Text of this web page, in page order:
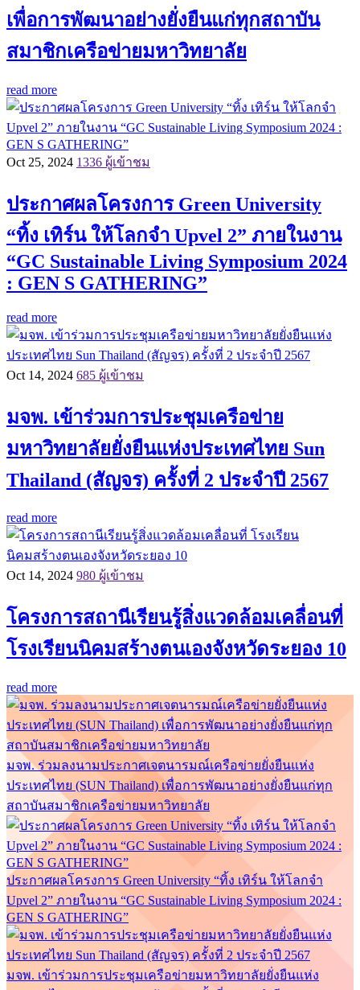
เพื่อการพัฒนาอย่างยั่งยืนแก่ทุกสถาบัน
สมาชิกเครือข่ายมหาวิทยาลัย
read more
Oct 25, 2024 1336 ผู้เข้าชม
ประกาศผลโครงการ Green University
“ทิ้ง เทิร์น ให้โลกจำ Upvel 2” ภายในงาน
“GC Sustainable Living Symposium 2024
: GEN S GATHERING”
read more
Oct 14, 2024 685 ผู้เข้าชม
มจพ. เข้าร่วมการประชุมเครือข่าย
มหาวิทยาลัยยั่งยืนแห่งประเทศไทย Sun
Thailand (สัญจร) ครั้งที่ 2 ประจำปี 2567
read more
Oct 14, 2024 980 ผู้เข้าชม
โครงการสถานีเรียนรู้สิ่งแวดล้อมเคลื่อนที่
โรงเรียนนิคมสร้างตนเองจังหวัดระยอง 10
read more
มจพ. ร่วมลงนามประกาศเจตนารมณ์เครือข่ายยั่งยืนแห่ง
ประเทศไทย (SUN Thailand) เพื่อการพัฒนาอย่างยั่งยืนแก่ทุก
สถาบันสมาชิกเครือข่ายมหาวิทยาลัย
ประกาศผลโครงการ Green University “ทิ้ง เทิร์น ให้โลกจำ
Upvel 2” ภายในงาน “GC Sustainable Living Symposium 2024 :
GEN S GATHERING”
มจพ. เข้าร่วมการประชุมเครือข่ายมหาวิทยาลัยยั่งยืนแห่ง